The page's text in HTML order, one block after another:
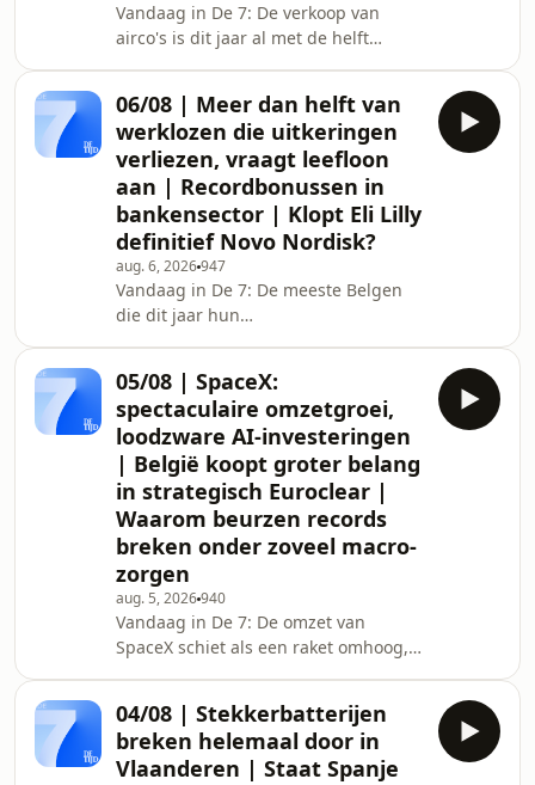
Vandaag in De 7: De verkoop van
airco's is dit jaar al met de helft
cultuurswitch aan het maken naar
meer koeling? De droogte bedreigt
hoe langer hoe meer het Vlaamse
watertransport, met langere
wachttijden en noodgedwongen
lichtere ladingen. Bedrijven vragen
zich stilaan af of het op lange termijn
eigenlijk wel een goed alt
06/08 | Meer dan helft van
werklozen die uitkeringen
verliezen, vraagt leefloon
aan | Recordbonussen in
bankensector | Klopt Eli Lilly
definitief Novo Nordisk?
aug. 6, 2026947
Vandaag in De 7: De meeste Belgen
die dit jaar hun
aangevraagd. Veel meer dan de
regering had gedacht. De
bankensector deelt een bonanza aan
bonussen uit aan haar werknemers.
Die liggen dit jaar gemiddeld 30
procent hoger, maar er zijn
uitschieters tot nog ver daarboven.
Farmareus Eli Lilly groeit explosief
dankzij zijn afs
05/08 | SpaceX:
spectaculaire omzetgroei,
loodzware AI-investeringen
| België koopt groter belang
in strategisch Euroclear |
Waarom beurzen records
breken onder zoveel macro-
zorgen
aug. 5, 2026940
Vandaag in De 7: De omzet van
SpaceX schiet als een raket omhoog,
man volgde de allereerste
kwartaalrapportering van het AI-
ruimtebedrijf van Elon Musk.
04/08 | Stekkerbatterijen
breken helemaal door in
Vlaanderen | Staat Spanje